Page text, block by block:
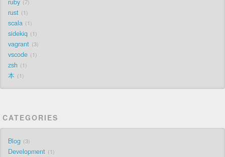
ruby 7
rust 1
scala 1
sidekiq 1
vagrant 3
vscode 1
zsh 1
本 1
CATEGORIES
Blog 3
Development 1